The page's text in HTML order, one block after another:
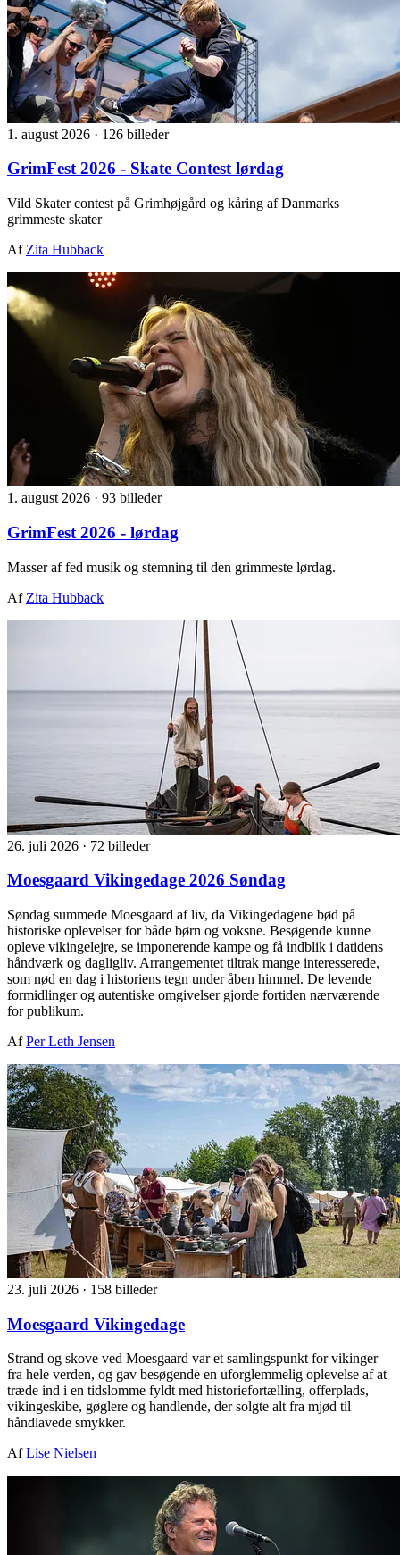
1. august 2026 · 126 billeder
GrimFest 2026 - Skate Contest lørdag
Vild Skater contest på Grimhøjgård og kåring af Danmarks
grimmeste skater
Af Zita Hubback
1. august 2026 · 93 billeder
GrimFest 2026 - lørdag
Masser af fed musik og stemning til den grimmeste lørdag.
Af Zita Hubback
26. juli 2026 · 72 billeder
Moesgaard Vikingedage 2026 Søndag
Søndag summede Moesgaard af liv, da Vikingedagene bød på
historiske oplevelser for både børn og voksne. Besøgende kunne
opleve vikingelejre, se imponerende kampe og få indblik i datidens
håndværk og dagligliv. Arrangementet tiltrak mange interesserede,
som nød en dag i historiens tegn under åben himmel. De levende
formidlinger og autentiske omgivelser gjorde fortiden nærværende
for publikum.
AfPer Leth Jensen
23. juli 2026 · 158 billeder
Moesgaard Vikingedage
Strand og skove ved Moesgaard var et samlingspunkt for vikinger
fra hele verden, og gav besøgende en uforglemmelig oplevelse af at
træde ind i en tidslomme fyldt med historiefortælling, offerplads,
vikingeskibe, gøglere og handlende, der solgte alt fra mjød til
håndlavede smykker.
AfLise Nielsen